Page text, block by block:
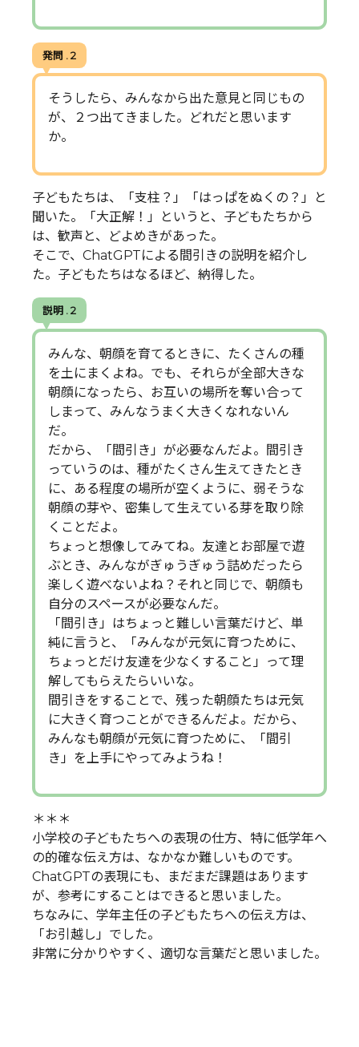
発問 . 2
そうしたら、みんなから出た意見と同じもの
が、２つ出てきました。どれだと思います
か。
子どもたちは、「支柱？」「はっぱをぬくの？」と
聞いた。「大正解！」というと、子どもたちから
は、歓声と、どよめきがあった。
そこで、ChatGPTによる間引きの説明を紹介し
た。子どもたちはなるほど、納得した。
説明 . 2
みんな、朝顔を育てるときに、たくさんの種
を土にまくよね。でも、それらが全部大きな
朝顔になったら、お互いの場所を奪い合って
しまって、みんなうまく大きくなれないん
だ。
だから、「間引き」が必要なんだよ。間引き
っていうのは、種がたくさん生えてきたとき
に、ある程度の場所が空くように、弱そうな
朝顔の芽や、密集して生えている芽を取り除
くことだよ。
ちょっと想像してみてね。友達とお部屋で遊
ぶとき、みんながぎゅうぎゅう詰めだったら
楽しく遊べないよね？それと同じで、朝顔も
自分のスペースが必要なんだ。
「間引き」はちょっと難しい言葉だけど、単
純に言うと、「みんなが元気に育つために、
ちょっとだけ友達を少なくすること」って理
解してもらえたらいいな。
間引きをすることで、残った朝顔たちは元気
に大きく育つことができるんだよ。だから、
みんなも朝顔が元気に育つために、「間引
き」を上手にやってみようね！
＊＊＊
小学校の子どもたちへの表現の仕方、特に低学年へ
の的確な伝え方は、なかなか難しいものです。
ChatGPTの表現にも、まだまだ課題はあります
が、参考にすることはできると思いました。
ちなみに、学年主任の子どもたちへの伝え方は、
「お引越し」でした。
非常に分かりやすく、適切な言葉だと思いました。